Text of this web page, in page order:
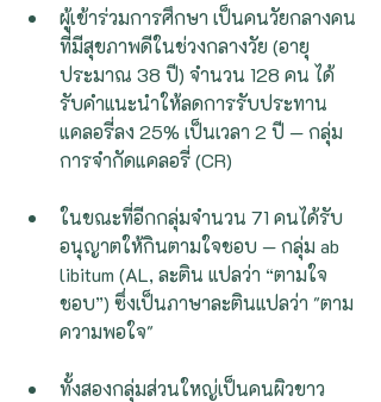
ผู้เข้าร่วมการศึกษา เป็นคนวัยกลางคน
ที่มีสุขภาพดีในช่วงกลางวัย (อายุ
ประมาณ 38 ปี) จำนวน 128 คน ได้
รับคำแนะนำให้ลดการรับประทาน
แคลอรี่ลง 25% เป็นเวลา 2 ปี — กลุ่ม
การจำกัดแคลอรี่ (CR)
ในขณะที่อีกกลุ่มจำนวน 71 คนได้รับ
อนุญาตให้กินตามใจชอบ — กลุ่ม ab
libitum (AL, ละติน แปลว่า “ตามใจ
ชอบ”) ซึ่งเป็นภาษาละตินแปลว่า "ตาม
ความพอใจ"
ทั้งสองกลุ่มส่วนใหญ่เป็นคนผิวขาว